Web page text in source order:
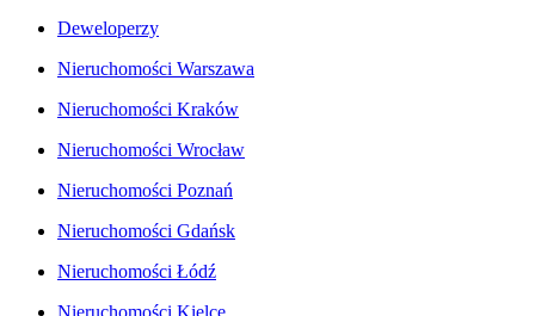
Deweloperzy
Nieruchomości Warszawa
Nieruchomości Kraków
Nieruchomości Wrocław
Nieruchomości Poznań
Nieruchomości Gdańsk
Nieruchomości Łódź